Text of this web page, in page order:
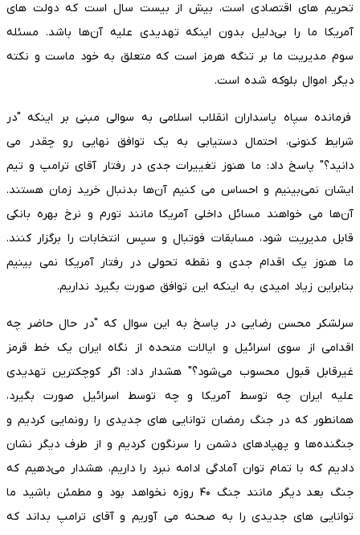
تحریم های اقتصادی است، بیش از بیست سال است که دولت های
آمریکا ما را بی‌دلیل بدون اینکه تهدیدی علیه آن‌ها باشد. مسئله
سوم مدیریت ما بر تنگه هرمز است که متعلق به خود ماست و نکته
دیگر اموال بلوکه شده است.
فرمانده سپاه پاسداران انقلاب اسلامی به سوالی مبنی بر اینکه "در
شرایط کنونی، احتمال دستیابی به یک توافق نهایی رو چقدر می
دانید؟" پاسخ داد: ما هنوز تغییرات جدی در رفتار آقای ترامپ و تیم
ایشان نمی‌بینیم و احساس می کنیم آن‌ها بدنبال خرید زمان هستند.
آن‌ها می خواهند مسائل داخلی آمریکا مانند تورم و نرخ بهره بانکی
قابل مدیریت شود، مسابقات فوتبال و سپس انتخابات را برگزار کنند.
ما هنوز یک اقدام جدی و نقطه تحولی در رفتار آمریکا نمی بینیم
بنابراین زیاد امیدی به اینکه این توافق صورت بگیرد نداریم.
سرلشکر محسن رضایی در پاسخ به این سوال که "در حال حاضر چه
اقدامی از سوی اسرائیل و ایالات متحده از نگاه ایران یک خط قرمز
غیرقابل قبول محسوب می‌شود؟" هشدار داد: اگر کوچکترین تهدیدی
علیه ایران چه توسط آمریکا و چه توسط اسرائیل صورت بگیرد،
همانطور که در جنگ رمضان توانایی های جدیدی را رونمایی کردیم و
جنگنده‌ها و پهپادهای دشمن را سرنگون کردیم و از طرف دیگر نشان
دادیم که با تمام توان آمادگی ادامه نبرد را داریم، هشدار می‌دهیم که
جنگ بعد دیگر مانند جنگ ۴۰ روزه نخواهد بود و مطمئن باشید ما
توانایی های جدیدی را به صحنه می آوریم و آقای ترامپ بداند که